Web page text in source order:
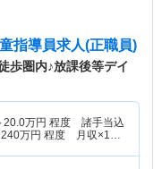
指導員求人(正職員)
歩圏内♪放課後等デイ
20.0万円 程度 諸手当込
240万円 程度 月収×12